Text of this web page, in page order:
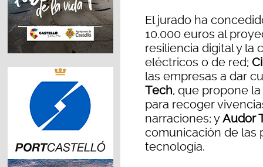
El jurado ha
10.000 euros al
resiliencia digital y la
eléctricos o de red;
las empresas a dar
Tech, que propone
para recoger
narraciones; yAudor
comunicación de las
tecnología.